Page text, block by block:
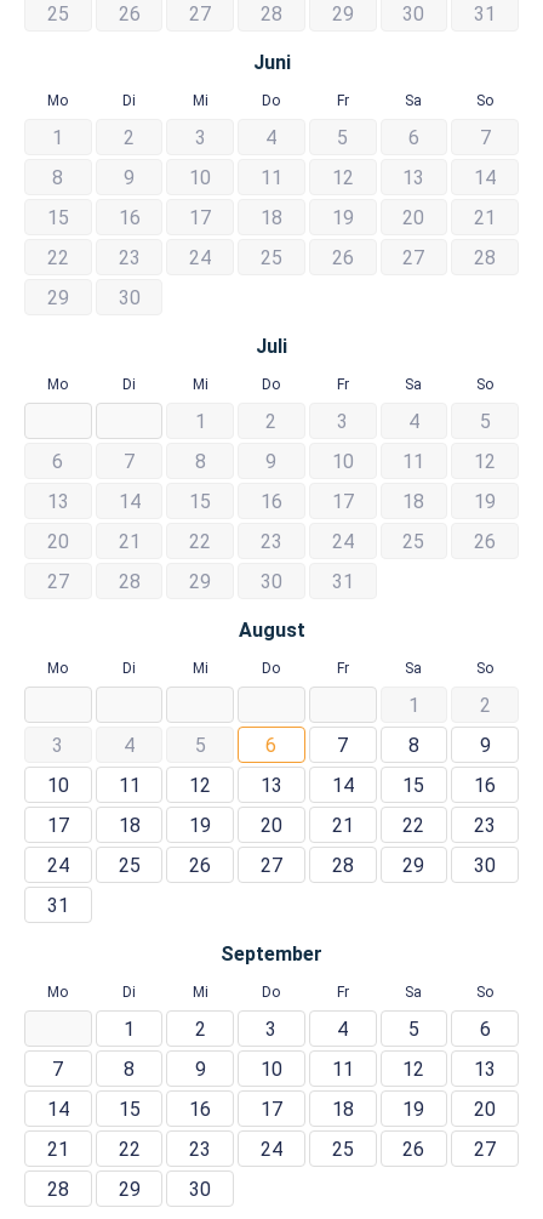
25
26 27 28 29 30 31
Juni
Mo Di Mi Do Fr Sa So
1 2 3 4 5 6
7
8
9 10 11 12 13
14
15
16 17 18 19 20
21
22
23 24 25 26 27
28
29
30
Juli
Mo Di Mi Do Fr Sa So
1 2 3 4
5
6
7 8 9 10 11
12
13
14 15 16 17 18
19
20
21 22 23 24 25
26
27
28 29 30 31
August
Mo Di Mi Do Fr Sa So
1
2
3
4 5 6 7 8
9
10
11 12 13 14 15
16
17
18 19 20 21 22
23
24
25 26 27 28 29
30
31
September
Mo Di Mi Do Fr Sa So
1 2 3 4 5
6
7
8 9 10 11 12
13
14
15 16 17 18 19
20
21
22 23 24 25 26
27
28
29 30